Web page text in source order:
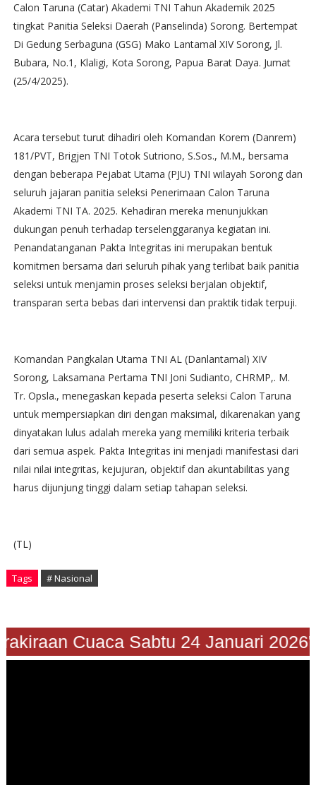
Calon Taruna (Catar) Akademi TNI Tahun Akademik 2025
tingkat Panitia Seleksi Daerah (Panselinda) Sorong. Bertempat
Di Gedung Serbaguna (GSG) Mako Lantamal XIV Sorong, Jl.
Bubara, No.1, Klaligi, Kota Sorong, Papua Barat Daya. Jumat
(25/4/2025).
Acara tersebut turut dihadiri oleh Komandan Korem (Danrem)
181/PVT, Brigjen TNI Totok Sutriono, S.Sos., M.M., bersama
dengan beberapa Pejabat Utama (PJU) TNI wilayah Sorong dan
seluruh jajaran panitia seleksi Penerimaan Calon Taruna
Akademi TNI TA. 2025. Kehadiran mereka menunjukkan
dukungan penuh terhadap terselenggaranya kegiatan ini.
Penandatanganan Pakta Integritas ini merupakan bentuk
komitmen bersama dari seluruh pihak yang terlibat baik panitia
seleksi untuk menjamin proses seleksi berjalan objektif,
transparan serta bebas dari intervensi dan praktik tidak terpuji.
Komandan Pangkalan Utama TNI AL (Danlantamal) XIV
Sorong, Laksamana Pertama TNI Joni Sudianto, CHRMP,. M.
Tr. Opsla., menegaskan kepada peserta seleksi Calon Taruna
untuk mempersiapkan diri dengan maksimal, dikarenakan yang
dinyatakan lulus adalah mereka yang memiliki kriteria terbaik
dari semua aspek. Pakta Integritas ini menjadi manifestasi dari
nilai nilai integritas, kejujuran, objektif dan akuntabilitas yang
harus dijunjung tinggi dalam setiap tahapan seleksi.
(TL)
Tags # Nasional
Cuaca Sabtu 24 Januari